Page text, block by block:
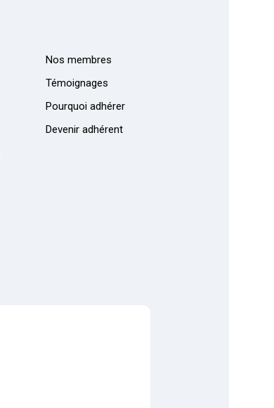
Nos membres
Témoignages
Pourquoi adhérer
Devenir adhérent